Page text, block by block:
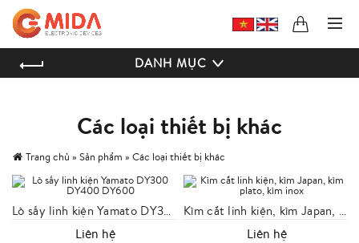
DANH MỤC
Các loại thiết bị khác
Trang chủ » Sản phẩm » Các loại thiết bị khác
Lò sấy linh kiện Yamato DY300 DY400 DY600
Liên hệ
Kìm cắt linh kiện, kìm Japan, kìm plato, kìm inox
Liên hệ